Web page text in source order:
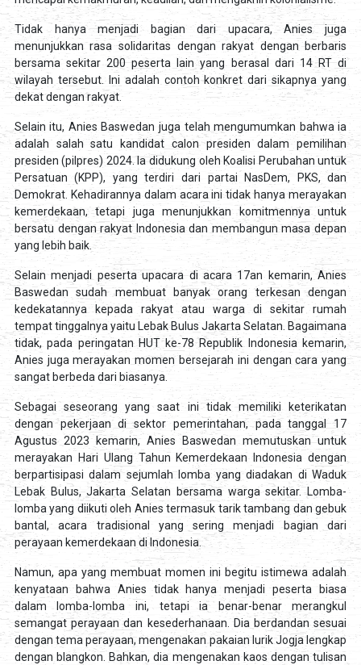
Tidak hanya menjadi bagian dari upacara, Anies juga
menunjukkan rasa solidaritas dengan rakyat dengan berbaris
bersama sekitar 200 peserta lain yang berasal dari 14 RT di
wilayah tersebut. Ini adalah contoh konkret dari sikapnya yang
dekat dengan rakyat.
Selain itu, Anies Baswedan juga telah mengumumkan bahwa ia
adalah salah satu kandidat calon presiden dalam pemilihan
presiden (pilpres) 2024. Ia didukung oleh Koalisi Perubahan untuk
Persatuan (KPP), yang terdiri dari partai NasDem, PKS, dan
Demokrat. Kehadirannya dalam acara ini tidak hanya merayakan
kemerdekaan, tetapi juga menunjukkan komitmennya untuk
bersatu dengan rakyat Indonesia dan membangun masa depan
yang lebih baik.
Selain menjadi peserta upacara di acara 17an kemarin, Anies
Baswedan sudah membuat banyak orang terkesan dengan
kedekatannya kepada rakyat atau warga di sekitar rumah
tempat tinggalnya yaitu Lebak Bulus Jakarta Selatan. Bagaimana
tidak, pada peringatan HUT ke-78 Republik Indonesia kemarin,
Anies juga merayakan momen bersejarah ini dengan cara yang
sangat berbeda dari biasanya.
Sebagai seseorang yang saat ini tidak memiliki keterikatan
dengan pekerjaan di sektor pemerintahan, pada tanggal 17
Agustus 2023 kemarin, Anies Baswedan memutuskan untuk
merayakan Hari Ulang Tahun Kemerdekaan Indonesia dengan
berpartisipasi dalam sejumlah lomba yang diadakan di Waduk
Lebak Bulus, Jakarta Selatan bersama warga sekitar. Lomba-
lomba yang diikuti oleh Anies termasuk tarik tambang dan gebuk
bantal, acara tradisional yang sering menjadi bagian dari
perayaan kemerdekaan di Indonesia.
Namun, apa yang membuat momen ini begitu istimewa adalah
kenyataan bahwa Anies tidak hanya menjadi peserta biasa
dalam lomba-lomba ini, tetapi ia benar-benar merangkul
semangat perayaan dan kesederhanaan. Dia berdandan sesuai
dengan tema perayaan, mengenakan pakaian lurik Jogja lengkap
dengan blangkon. Bahkan, dia mengenakan kaos dengan tulisan